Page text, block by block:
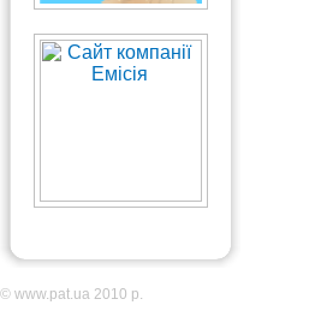
© www.pat.ua 2010 р.